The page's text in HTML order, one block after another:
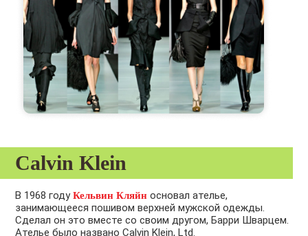
Calvin Klein
В 1968 годуКельвин Кляйн основал ателье,
занимающееся пошивом верхней мужской одежды.
Сделал он это вместе со своим другом, Барри Шварцем.
Ателье было названо Calvin Klein, Ltd.